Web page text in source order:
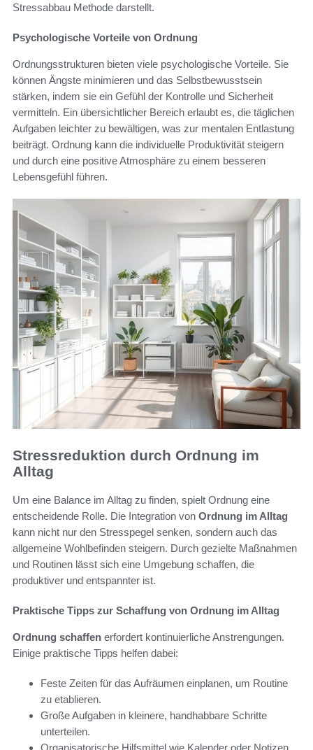
Stressabbau Methode darstellt.
Psychologische Vorteile von Ordnung
Ordnungsstrukturen bieten viele psychologische Vorteile. Sie
können Ängste minimieren und das Selbstbewusstsein
stärken, indem sie ein Gefühl der Kontrolle und Sicherheit
vermitteln. Ein übersichtlicher Bereich erlaubt es, die täglichen
Aufgaben leichter zu bewältigen, was zur mentalen Entlastung
beiträgt. Ordnung kann die individuelle Produktivität steigern
und durch eine positive Atmosphäre zu einem besseren
Lebensgefühl führen.
Stressreduktion durch Ordnung im
Alltag
Um eine Balance im Alltag zu finden, spielt Ordnung eine
entscheidende Rolle. Die Integration von Ordnung im Alltag
kann nicht nur den Stresspegel senken, sondern auch das
allgemeine Wohlbefinden steigern. Durch gezielte Maßnahmen
und Routinen lässt sich eine Umgebung schaffen, die
produktiver und entspannter ist.
Praktische Tipps zur Schaffung von Ordnung im Alltag
Ordnung schaffen erfordert kontinuierliche Anstrengungen.
Einige praktische Tipps helfen dabei:
Feste Zeiten für das Aufräumen einplanen, um Routine
zu etablieren.
Große Aufgaben in kleinere, handhabbare Schritte
unterteilen.
Organisatorische Hilfsmittel wie Kalender oder Notizen